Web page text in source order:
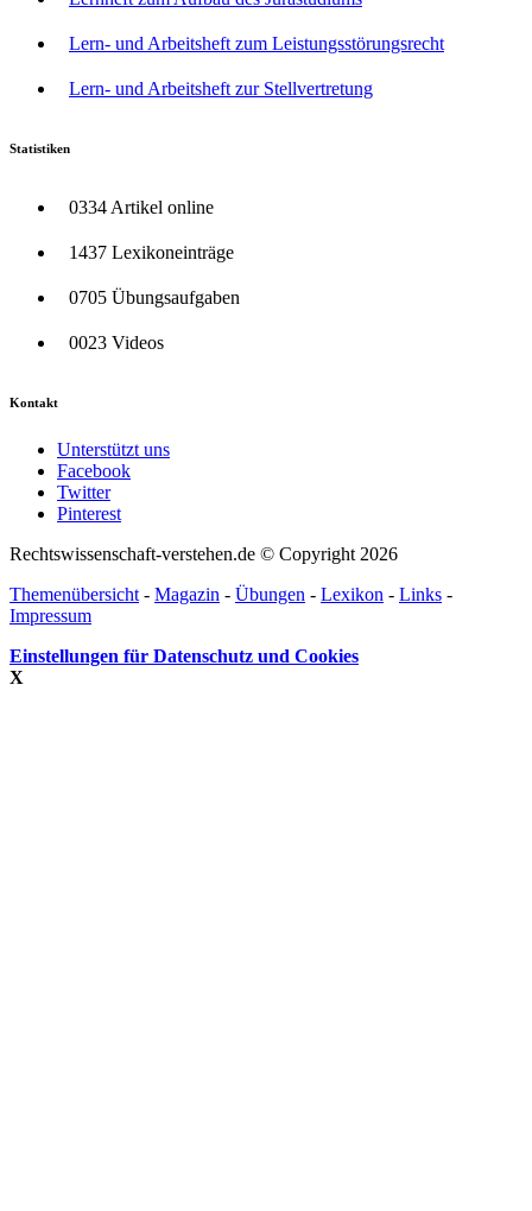
Lern- und Arbeitsheft zum Leistungsstörungsrecht
Lern- und Arbeitsheft zur Stellvertretung
Statistiken
0334 Artikel online
1437 Lexikoneinträge
0705 Übungsaufgaben
0023 Videos
Kontakt
Unterstützt uns
Facebook
Twitter
Pinterest
Rechtswissenschaft-verstehen.de © Copyright 2026
Themenübersicht - Magazin - Übungen - Lexikon - Links -
Impressum
Einstellungen für Datenschutz und Cookies
X